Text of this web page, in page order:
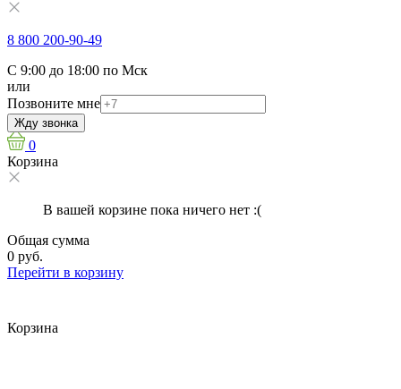
8 800 200-90-49
С 9:00 до 18:00 по Мск
или
Позвоните мне
Жду звонка
0
Корзина
В вашей корзине пока ничего нет :(
Общая сумма
0 руб.
Перейти в корзину
Корзина